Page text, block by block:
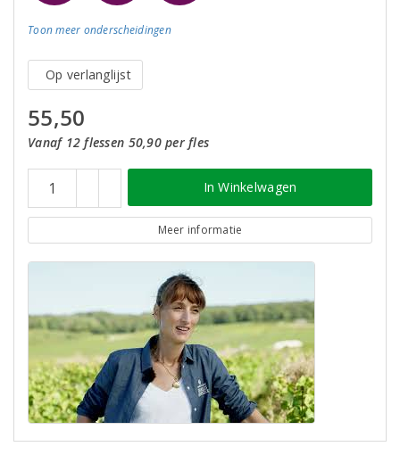
Toon meer onderscheidingen
Op verlanglijst
55,50
Vanaf 12 flessen 50,90 per fles
In Winkelwagen
Meer informatie